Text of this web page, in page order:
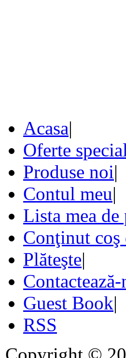
Acasa|
Oferte
Produse noi|
Contul meu|
Lista mea
Conţinut coş
Plăteşte|
Contactează-
Guest Book|
RSS